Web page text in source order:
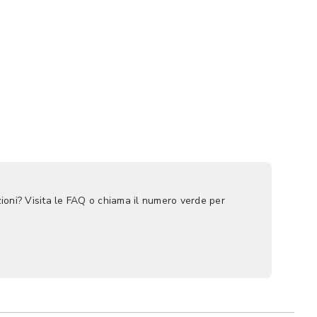
Visita le FAQ o chiama il numero verde per